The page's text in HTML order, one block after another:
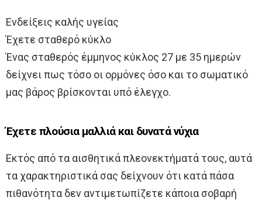
Ενδείξεις καλής υγείας
Έχετε σταθερό κύκλο
Ένας σταθερός έμμηνος κύκλος 27 με 35 ημερών
δείχνει πως τόσο οι ορμόνες όσο και το σωματικό
μας βάρος βρίσκονται υπό έλεγχο.
Έχετε πλούσια μαλλιά και δυνατά νύχια
Εκτός από τα αισθητικά πλεονεκτήματά τους, αυτά
τα χαρακτηριστικά σας δείχνουν ότι κατά πάσα
πιθανότητα δεν αντιμετωπίζετε κάποια σοβαρή